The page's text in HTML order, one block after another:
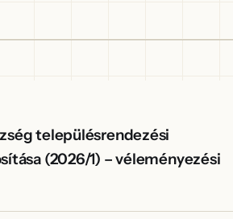
településrendezési
(2026/1) – véleményezési